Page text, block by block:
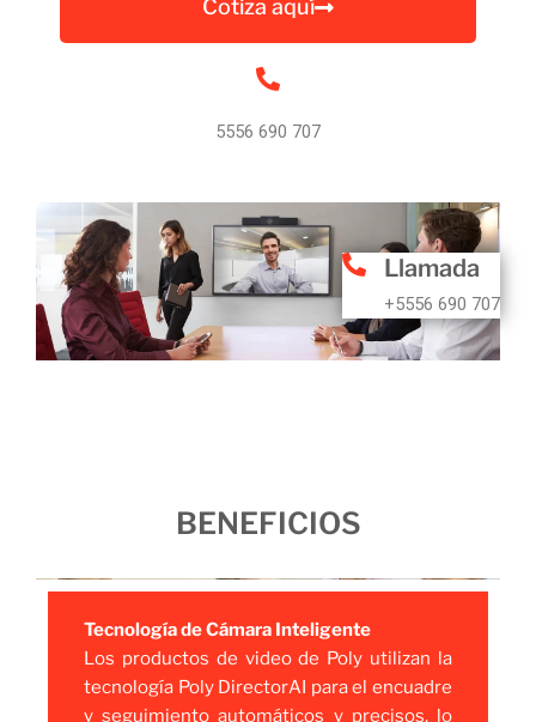
Cotiza aquí
5556 690 707
Llamada
+5556 690 707
BENEFICIOS
Tecnología de Cámara Inteligente
Los productos de video de Poly utilizan la
tecnología Poly DirectorAI para el encuadre
y seguimiento automáticos y precisos, lo